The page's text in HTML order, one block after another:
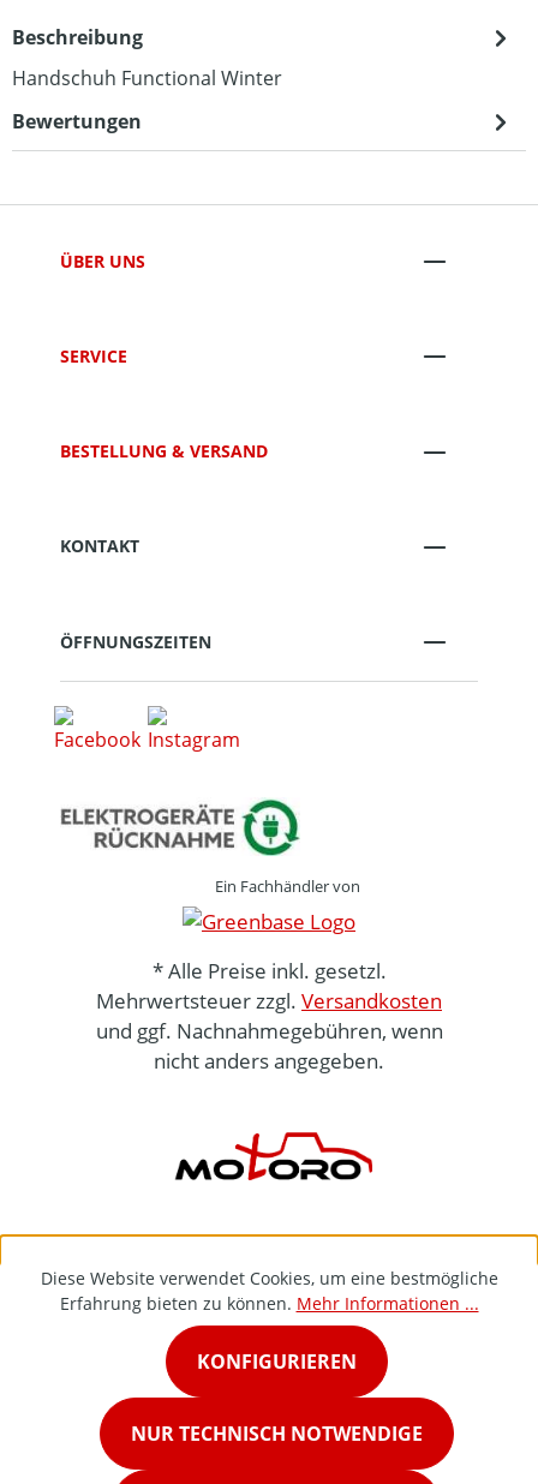
Beschreibung
Handschuh Functional Winter
Bewertungen
ÜBER UNS
SERVICE
BESTELLUNG & VERSAND
KONTAKT
ÖFFNUNGSZEITEN
Ein Fachhändler von
* Alle Preise inkl. gesetzl.
Mehrwertsteuer zzgl. Versandkosten
und ggf. Nachnahmegebühren, wenn
nicht anders angegeben.
Diese Website verwendet Cookies, um eine bestmögliche
Erfahrung bieten zu können. Mehr Informationen ...
NUR TECHNISCH NOTWENDIGE
KONFIGURIEREN